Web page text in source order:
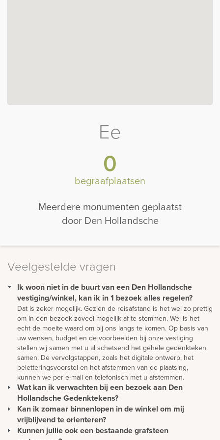
Ee
0
begraafplaatsen
Meerdere monumenten geplaatst
door Den Hollandsche
Veelgestelde vragen
Ik woon niet in de buurt van een Den Hollandsche
vestiging/winkel, kan ik in 1 bezoek alles regelen?
Dat is zeker mogelijk. Gezien de reisafstand is het wel zo prettig
om in één bezoek zoveel mogelijk af te stemmen. Wel is het
echt de moeite waard om bij ons langs te komen. Op basis van
uw wensen, budget en de voorbeelden bij onze vestiging
stellen wij samen met u al schetsend het gehele gedenkteken
samen. De vervolgstappen, zoals het digitale ontwerp, het
beletteringsvoorstel en het afstemmen van de plaatsing,
kunnen we per e-mail en telefonisch met u afstemmen.
Wat kan ik verwachten bij een bezoek aan Den
Hollandsche Gedenktekens?
In een prettige sfeer en in alle rust kunt u de vele voorbeelden
in één van onze showrooms bekijken. U vindt er een grote
selectie aan materialen, accessoires, beelden, lantaarns,
Kan ik zomaar binnenlopen in de winkel om mij
vrijblijvend te orienteren?
U kunt gewoon langskomen om rustig ideeën op te doen en te
Kunnen jullie ook een bestaande grafsteen